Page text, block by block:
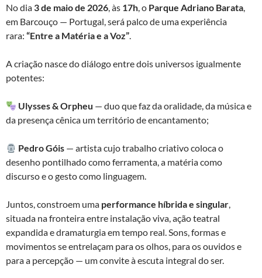
No dia 3 de maio de 2026, às 17h, o Parque Adriano Barata,
em Barcouço — Portugal, será palco de uma experiência
rara: “Entre a Matéria e a Voz”.
A criação nasce do diálogo entre dois universos igualmente
potentes:
Ulysses & Orpheu — duo que faz da oralidade, da música e
da presença cênica um território de encantamento;
Pedro Góis — artista cujo trabalho criativo coloca o
desenho pontilhado como ferramenta, a matéria como
discurso e o gesto como linguagem.
Juntos, constroem uma performance híbrida e singular,
situada na fronteira entre instalação viva, ação teatral
expandida e dramaturgia em tempo real. Sons, formas e
movimentos se entrelaçam para os olhos, para os ouvidos e
para a percepção — um convite à escuta integral do ser.